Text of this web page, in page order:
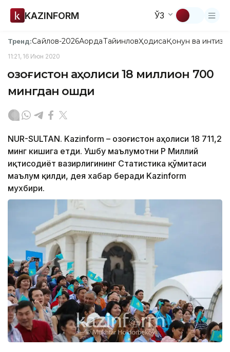
KAZINFORM ЎЗ
Тренд:Сайлов-2026АқордаТайинловҲодисаҚонун ва
11:21, 16 Июн 2020
Қозоғистон аҳолиси 18 миллион 700
мингдан ошди
NUR-SULTAN. Kazinform – Қозоғистон аҳолиси 18 711,2
минг кишига етди. Ушбу маълумотни ҚР Миллий
иқтисодиёт вазирлигининг Статистика қўмитаси
маълум қилди, дея хабар беради Kazinform
мухбири.